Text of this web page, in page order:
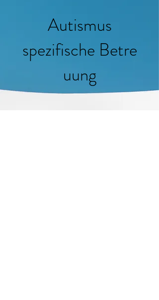
Autismus
spezifische Betre
uung